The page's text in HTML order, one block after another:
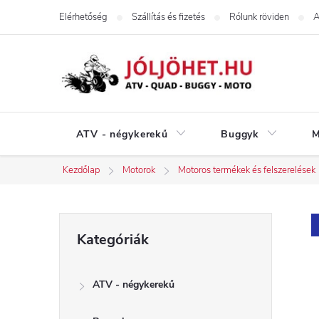
Elérhetőség Szállítás és fizetés Rólunk röviden
ATV - négykerekű Buggyk
Kezdőlap Motorok Motoros termékek és felszerelések
O
átugrása
Kategóriák
ATV - négykerekű